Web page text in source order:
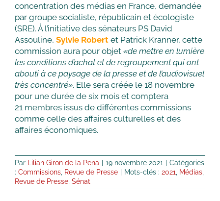
concentration des médias en France, demandée
par groupe socialiste, républicain et écologiste
(SRE). À l’initiative des sénateurs PS David
Assouline, Sylvie Robertet Patrick Kranner, cette
commission aura pour objet «de mettre en lumière
les conditions d’achat et de regroupement qui ont
abouti à ce paysage de la presse et de l’audiovisuel
très concentré». Elle sera créée le 18 novembre
pour une durée de six mois et comptera
21 membres issus de différentes commissions
comme celle des affaires culturelles et des
affaires économiques.
Par Lilian Giron de la Pena | 19 novembre 2021 | Catégories
: Commissions Revue de Presse | Mots-clés : 2021 Médias
Revue de Presse Sénat